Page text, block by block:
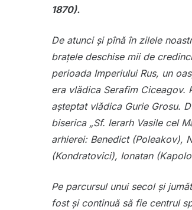
1870).
De atunci şi pînă în zilele
braţele deschise mii de
perioada Imperiului Rus, un
era vlădica Serafim Ciceagov.
aşteptat vlădica Gurie Grosu.
biserica „Sf. Ierarh Vasile cel
arhierei: Benedict (Poleakov),
(Kondratovici), Ionatan
Pe parcursul unui secol și
fost și continuă să fie centrul